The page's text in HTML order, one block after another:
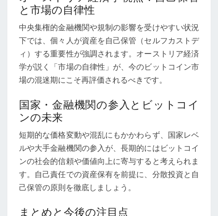
と市場の自律性
中央集権的金融機関や規制の影響を受けやすい状況
下では、個々人が資産を自己保管（セルフカストデ
ィ）する重要性が強調されます。オーストリア経済
学が説く「市場の自律性」が、今のビットコイン市
場の混迷期にこそ再評価されるべきです。
国家・金融機関の参入とビットコイ
ンの未来
短期的な価格変動や混乱にもかかわらず、国家レベ
ルや大手金融機関の参入が、長期的にはビットコイ
ンの社会的信頼や価値向上に寄与すると考えられま
す。自己責任での資産保有を前提に、分散投資と自
己保管の原則を徹底しましょう。
まとめと今後の注目点